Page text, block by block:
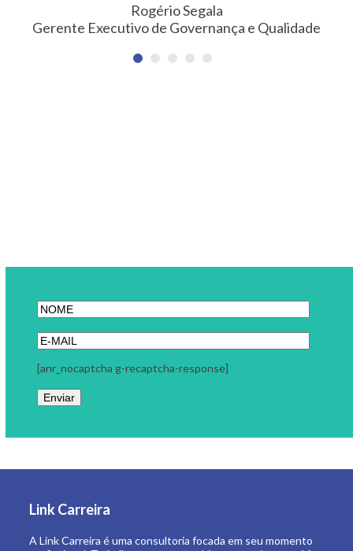
Rogério Segala
Gerente Executivo de Governança e Qualidade
profissional. Trabalhamos com coaching executivo, coaching
física e pessoa jurídica.